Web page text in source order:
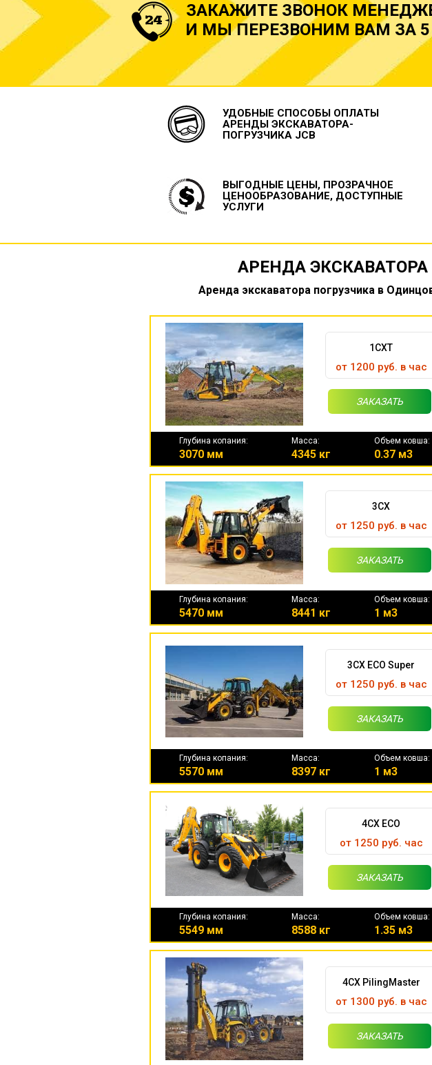
ЗАКАЖИТЕ ЗВОНОК
И МЫ ПЕРЕЗВОНИМ ВАМ ЗА
УДОБНЫЕ СПОСОБЫ ОПЛАТЫ
АРЕНДЫ ЭКСКАВАТОРА-
ПОГРУЗЧИКА JCB
ВЫГОДНЫЕ ЦЕНЫ, ПРОЗРАЧНОЕ
ЦЕНООБРАЗОВАНИЕ, ДОСТУПНЫЕ
УСЛУГИ
АРЕНДА
Аренда экскаватора погрузчика в
1CXT
от 1200 руб. в час
ЗАКАЗАТЬ
Глубина копания:
3070 мм
Масса:
4345 кг
Объем ковша:
0.37 м3
3CX
от 1250 руб. в час
ЗАКАЗАТЬ
Глубина копания:
5470 мм
Масса:
8441 кг
Объем ковша:
1 м3
3CX ECO Super
от 1250 руб. в час
ЗАКАЗАТЬ
Глубина копания:
5570 мм
Масса:
8397 кг
Объем ковша:
1 м3
4CX ECO
от 1250 руб. час
ЗАКАЗАТЬ
Глубина копания:
5549 мм
Масса:
8588 кг
Объем ковша:
1.35 м3
4CX PilingMaster
от 1300 руб. в час
ЗАКАЗАТЬ